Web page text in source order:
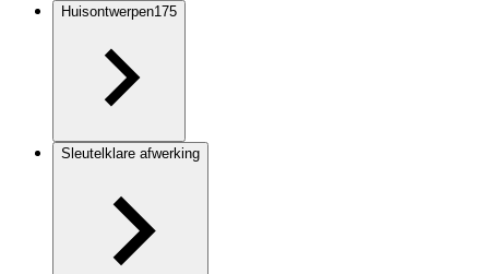
Huisontwerpen175
Sleutelklare afwerking